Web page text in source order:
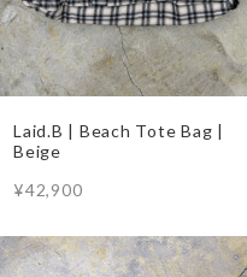
Laid.B | Beach Tote Bag |
Beige
¥42,900